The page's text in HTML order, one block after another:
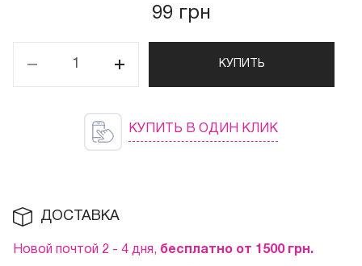
99 грн
КУПИТЬ
КУПИТЬ В ОДИН КЛИК
ДОСТАВКА
Новой почтой 2 - 4 дня, бесплатно от 1500 грн.